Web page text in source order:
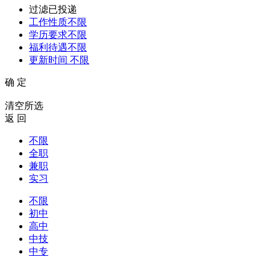
过滤已投递
工作性质不限
学历要求不限
福利待遇不限
更新时间 不限
确 定
清空所选
返 回
不限
全职
兼职
实习
不限
初中
高中
中技
中专